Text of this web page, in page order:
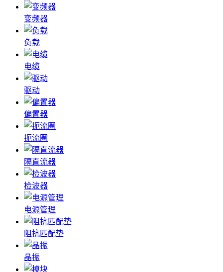
变频器
负载
电缆
驱动
偏置器
扼流圈
隔直流器
检波器
电源管理
阻抗匹配垫
晶振